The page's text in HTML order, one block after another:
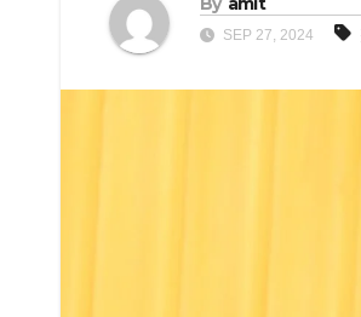
SEP 27, 2024